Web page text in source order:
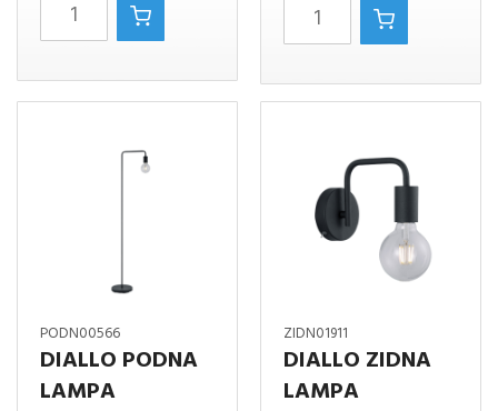
LUSTER
3XE14
količina
je:
je:
CROSS/7
LUSTER
količina
PODN00566
DIALLO PODNA
LAMPA
ZIDN01911
DIALLO ZIDNA
LAMPA